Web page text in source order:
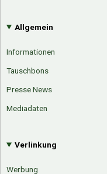
Allgemein
Informationen
Tauschbons
Presse News
Mediadaten
Verlinkung
Werbung